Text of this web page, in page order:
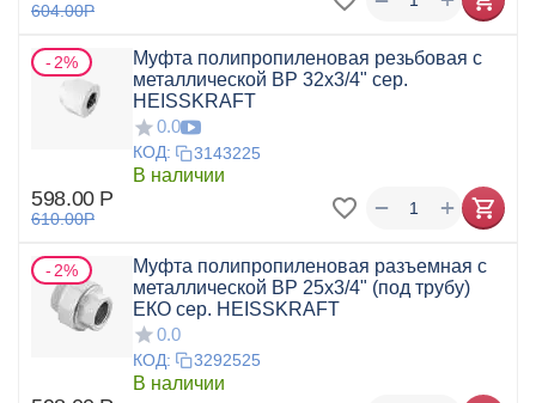
604.00Р
2%
Муфта полипропиленовая резьбовая с
металлической ВР 32x3/4" сер.
HEISSKRAFT
0.0
КОД: 3143225
В наличии
598.00 Р
610.00Р +
−
2%
Муфта полипропиленовая разъемная с
металлической ВР 25х3/4" (под трубу)
ЕКО сер. HEISSKRAFT
0.0
КОД: 3292525
В наличии